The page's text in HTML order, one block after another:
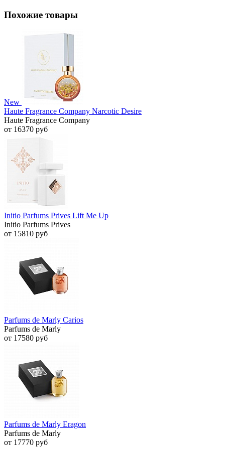
Похожие товары
New
Haute Fragrance Company Narcotic Desire
Haute Fragrance Company
от 16370 руб
Initio Parfums Prives Lift Me Up
Initio Parfums Prives
от 15810 руб
Parfums de Marly Carios
Parfums de Marly
от 17580 руб
Parfums de Marly Eragon
Parfums de Marly
от 17770 руб